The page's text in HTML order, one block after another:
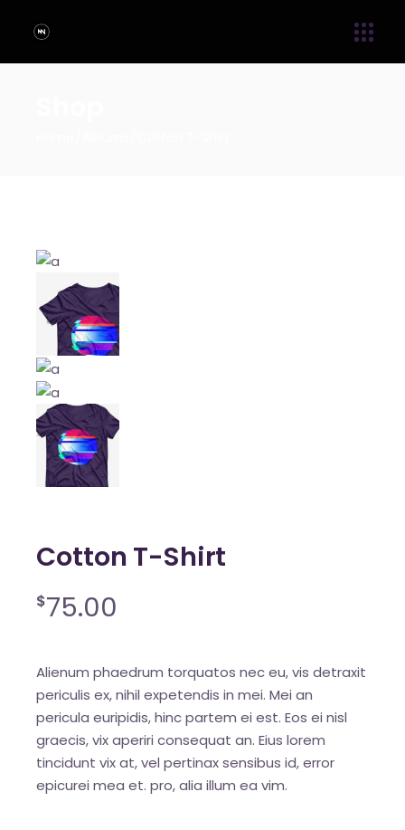
Cotton T-Shirt
$75.00
Alienum phaedrum torquatos nec eu, vis detraxit
periculis ex, nihil expetendis in mei. Mei an
pericula euripidis, hinc partem ei est. Eos ei nisl
graecis, vix aperiri consequat an. Eius lorem
tincidunt vix at, vel pertinax sensibus id, error
epicurei mea et. pro, alia illum ea vim.